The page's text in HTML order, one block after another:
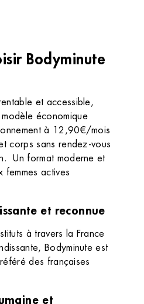
Bodyminute
et accessible,
modèle économique
à 12,90€/mois
corps sans rendez-vous
Un format moderne et
actives
et reconnue
à travers la France
Bodyminute est
des françaises
et